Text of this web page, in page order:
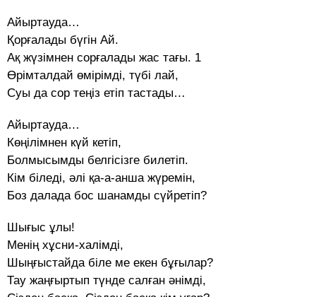
Айыртауда…
Қорғалады бүгін Ай.
Ақ жүзімнен сорғалады жас тағы. 1
Өрімталдай өмірімді, түбі лай,
Суы да сор теңіз етіп тастады…
Айыртауда…
Көңілімнен күй кетіп,
Болмысымды белгісізге билетіп.
Кім біледі, әлі қа-а-анша жүремін,
Боз далада бос шанамды сүйретіп?
Шығыс ұлы!
Менің хұсни-халімді,
Шыңғыстайда біле ме екен бұғылар?
Тау жаңғыртып түнде салған әнімді,